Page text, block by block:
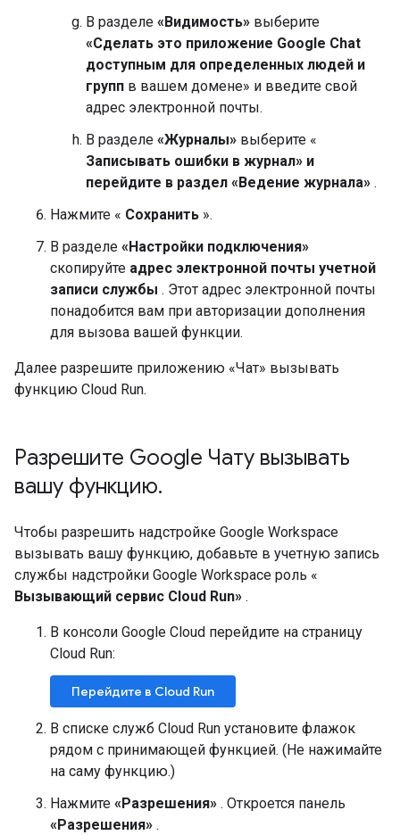
В разделе «Видимость» выберите
«Сделать это приложение Google Chat
доступным для определенных людей и
групп в вашем домене» и введите свой
адрес электронной почты.
В разделе «Журналы» выберите «
Записывать ошибки в журнал» и
перейдите в раздел «Ведение журнала» .
Нажмите « Сохранить ».
В разделе «Настройки подключения»
скопируйте адрес электронной почты учетной
записи службы . Этот адрес электронной почты
понадобится вам при авторизации дополнения
для вызова вашей функции.
Далее разрешите приложению «Чат» вызывать
функцию Cloud Run.
Разрешите Google Чату вызывать
вашу функцию.
Чтобы разрешить надстройке Google Workspace
вызывать вашу функцию, добавьте в учетную запись
службы надстройки Google Workspace роль «
Вызывающий сервис Cloud Run» .
В консоли Google Cloud перейдите на страницу
Cloud Run:
Перейдите в Cloud Run
В списке служб Cloud Run установите флажок
рядом с принимающей функцией. (Не нажимайте
на саму функцию.)
Нажмите «Разрешения» . Откроется панель
«Разрешения» .